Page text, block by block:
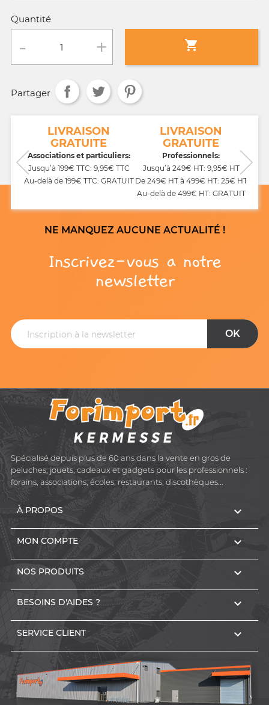
Référence
Conditionnement :
Age :
Quantité

Partager
LIVRAISON
GRATUITE
Associations et particuliers:
Jusqu’à 199€ TTC: 9,95€ TTC
Au-delà de 199€ TTC: GRATUIT
LIVRAISON
GRATUITE
Professionnels:
Jusqu’à 249€ HT: 9,95€ HT
De 249€ HT à 499€ HT: 25€ HT
Au-delà de 499€ HT: GRATUIT
NE MANQUEZ AUCUNE ACTUALITÉ !
Inscrivez-vous a notre
newsletter
Spécialisé depuis plus de 60 ans dans la vente en gros de
peluches, jouets, cadeaux et gadgets pour les professionnels :
forains, associations, écoles, restaurants, discothèques...
À PROPOS 
MON COMPTE 
NOS PRODUITS 
BESOINS D'AIDES ? 
SERVICE CLIENT 